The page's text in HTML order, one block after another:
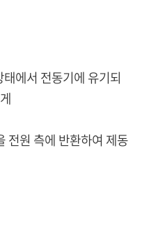
에서 전동기에 유기되
원 측에 반환하여 제동